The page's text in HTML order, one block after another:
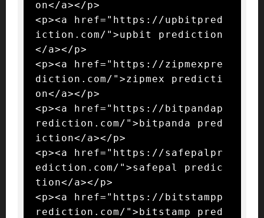
on</a></p>
<p><a href="https://upbitpred
iction.com/">upbit prediction
</a></p>
<p><a href="https://zipmexpre
diction.com/">zipmex predicti
on</a></p>
<p><a href="https://bitpandap
rediction.com/">bitpanda pred
iction</a></p>
<p><a href="https://safepalpr
ediction.com/">safepal predic
tion</a></p>
<p><a href="https://bitstampp
rediction.com/">bitstamp pred